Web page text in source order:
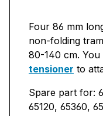
Four 86 mm
non-folding
80-140 cm.
tensioner to
Spare part for:
65120, 65360,